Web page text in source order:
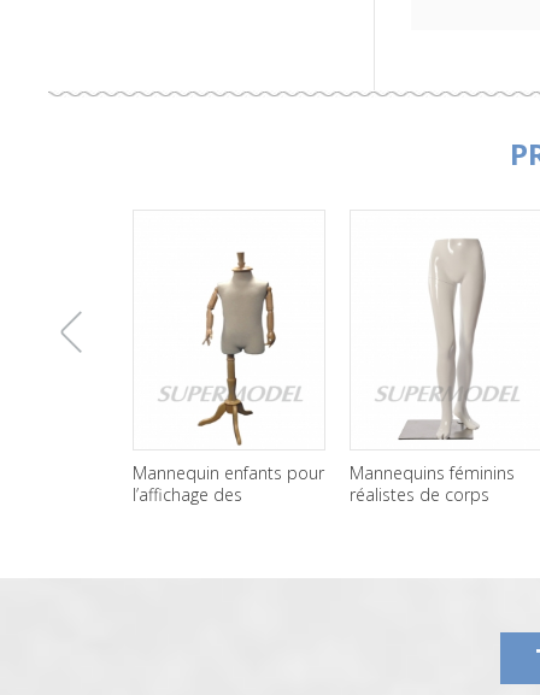
Mannequin enfants pour
l’affichage des
Mannequins féminins
réalistes de corps